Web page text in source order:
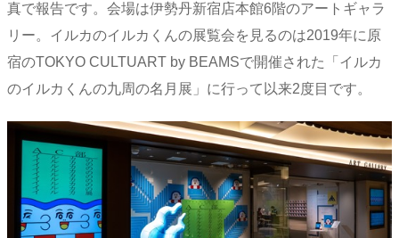
真で報告です。会場は伊勢丹新宿店本館6階のアートギャラ
リー。イルカのイルカくんの展覧会を見るのは2019年に原
宿のTOKYO CULTUART by BEAMSで開催された「イルカ
のイルカくんの九周の名月展」に行って以来2度目です。